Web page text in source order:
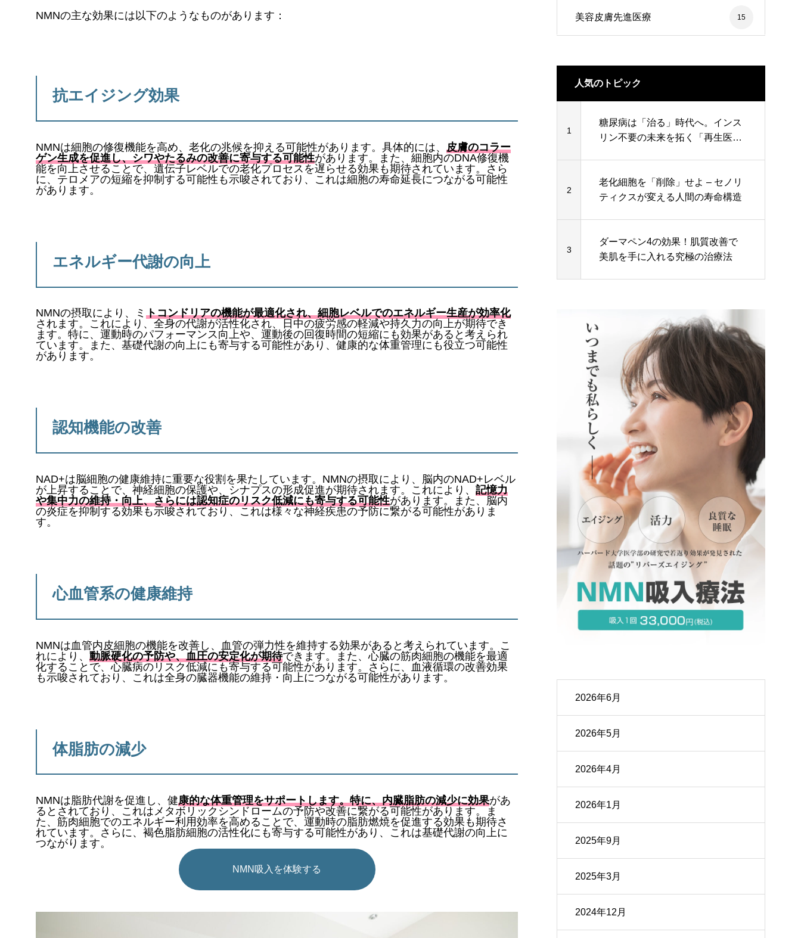
NMNの主な効果には以下のようなものがあります：
抗エイジング効果
NMNは細胞の修復機能を高め、老化の兆候を抑える可能性があります。具体的には、 皮膚のコラー
ゲン生成を促進し、シワやたるみの改善に寄与する可能性があります。また、細胞内のDNA修復機
能を向上させることで、遺伝子レベルでの老化プロセスを遅らせる効果も期待されています。さら
に、テロメアの短縮を抑制する可能性も示唆されており、これは細胞の寿命延長につながる可能性
があります。
エネルギー代謝の向上
NMNの摂取により、ミ トコンドリアの機能が最適化され、細胞レベルでのエネルギー生産が効率化
されます。これにより、全身の代謝が活性化され、日中の疲労感の軽減や持久力の向上が期待でき
ます。特に、運動時のパフォーマンス向上や、運動後の回復時間の短縮にも効果があると考えられ
ています。また、基礎代謝の向上にも寄与する可能性があり、健康的な体重管理にも役立つ可能性
があります。
認知機能の改善
NAD+は脳細胞の健康維持に重要な役割を果たしています。NMNの摂取により、脳内のNAD+レベル
が上昇することで、神経細胞の保護や、シナプスの形成促進が期待されます。これにより、 記憶力
や集中力の維持・向上、さらには認知症のリスク低減にも寄与する可能性があります。また、脳内
の炎症を抑制する効果も示唆されており、これは様々な神経疾患の予防に繋がる可能性がありま
す。
心血管系の健康維持
NMNは血管内皮細胞の機能を改善し、血管の弾力性を維持する効果があると考えられています。こ
れにより、 動脈硬化の予防や、血圧の安定化が期待できます。また、心臓の筋肉細胞の機能を最適
化することで、心臓病のリスク低減にも寄与する可能性があります。さらに、血液循環の改善効果
も示唆されており、これは全身の臓器機能の維持・向上につながる可能性があります。
体脂肪の減少
NMNは脂肪代謝を促進し、健康的な体重管理をサポートします。特に、内臓脂肪の減少に効果があ
るとされており、これはメタボリックシンドロームの予防や改善に繋がる可能性があります。ま
た、筋肉細胞でのエネルギー利用効率を高めることで、運動時の脂肪燃焼を促進する効果も期待さ
れています。さらに、褐色脂肪細胞の活性化にも寄与する可能性があり、これは基礎代謝の向上に
つながります。
NMN吸入を体験する
美容皮膚先進医療 15
人気のトピック
1
糖尿病は「治る」時代へ。インス
リン不要の未来を拓く「再生医
2
老化細胞を「削除」せよ – セノリ
ティクスが変える人間の寿命構造
3
ダーマペン4の効果！肌質改善で
美肌を手に入れる究極の治療法
2026年6月
2026年5月
2026年4月
2026年1月
2025年9月
2025年3月
2024年12月